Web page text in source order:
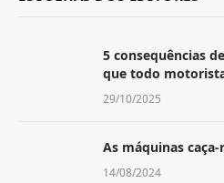
5 consequências
que todo
29/10/2025
As máquinas
14/08/2024